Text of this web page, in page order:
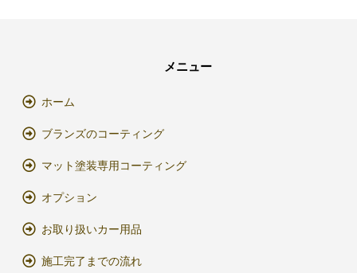
メニュー
ホーム
ブランズのコーティング
マット塗装専用コーティング
オプション
お取り扱いカー用品
施工完了までの流れ